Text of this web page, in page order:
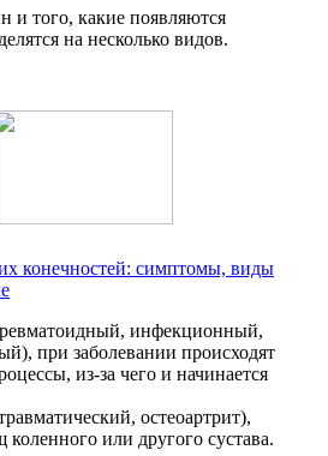
и того, какие появляются
на несколько видов.
конечностей: симптомы, виды
инфекционный,
при заболевании происходят
из-за чего и начинается
остеоартрит),
коленного или другого сустава.